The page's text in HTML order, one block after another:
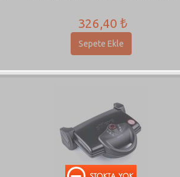
326,40 ₺
Sepete Ekle